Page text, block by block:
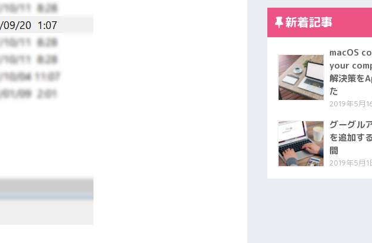
新着記事
macOS
your
解決策を
た
2019年5月
グーグル
を追加す
間
2019年5月1